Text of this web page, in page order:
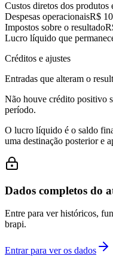
Custos diretos dos produtos
Despesas operacionaisR$ 10
Impostos sobre o resultado
Lucro líquido que
Créditos e ajustes
Entradas que alteram o
Não houve crédito positivo
período.
O lucro líquido é o saldo
uma destinação posterior e
Dados completos do
Entre para ver históricos,
brapi.
Entrar para ver os dados